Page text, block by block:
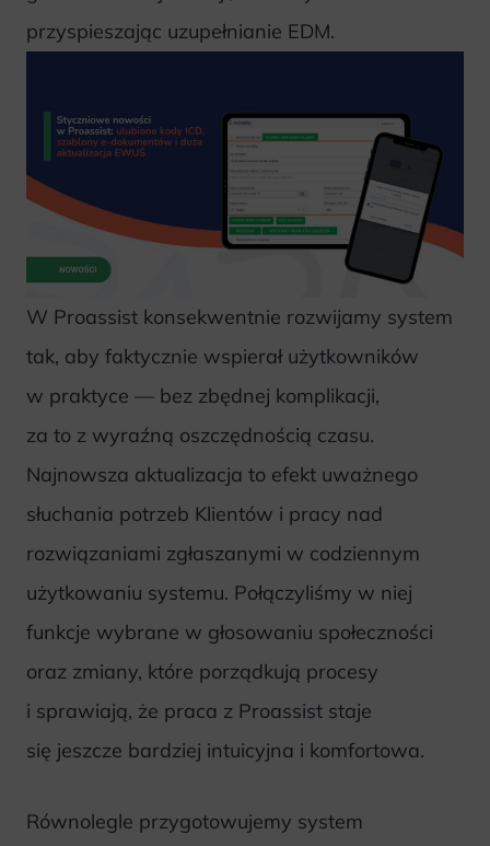
przyspieszając uzupełnianie EDM.
W Proassist konsekwentnie rozwijamy system
tak, aby faktycznie wspierał użytkowników
w praktyce — bez zbędnej komplikacji,
za to z wyraźną oszczędnością czasu.
Najnowsza aktualizacja to efekt uważnego
słuchania potrzeb Klientów i pracy nad
rozwiązaniami zgłaszanymi w codziennym
użytkowaniu systemu. Połączyliśmy w niej
funkcje wybrane w głosowaniu społeczności
oraz zmiany, które porządkują procesy
i sprawiają, że praca z Proassist staje
się jeszcze bardziej intuicyjna i komfortowa.
Równolegle przygotowujemy system